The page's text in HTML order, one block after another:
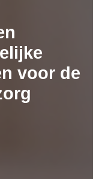
voor de